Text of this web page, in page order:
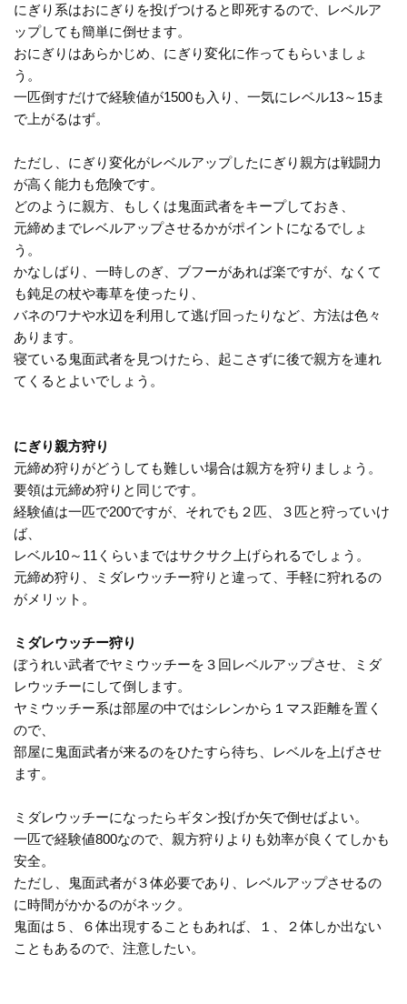
にぎり系はおにぎりを投げつけると即死するので、レベルア
ップしても簡単に倒せます。
おにぎりはあらかじめ、にぎり変化に作ってもらいましょ
う。
一匹倒すだけで経験値が1500も入り、一気にレベル13～15ま
で上がるはず。
ただし、にぎり変化がレベルアップしたにぎり親方は戦闘力
が高く能力も危険です。
どのように親方、もしくは鬼面武者をキープしておき、
元締めまでレベルアップさせるかがポイントになるでしょ
う。
かなしばり、一時しのぎ、ブフーがあれば楽ですが、なくて
も鈍足の杖や毒草を使ったり、
バネのワナや水辺を利用して逃げ回ったりなど、方法は色々
あります。
寝ている鬼面武者を見つけたら、起こさずに後で親方を連れ
てくるとよいでしょう。
にぎり親方狩り
元締め狩りがどうしても難しい場合は親方を狩りましょう。
要領は元締め狩りと同じです。
経験値は一匹で200ですが、それでも２匹、３匹と狩っていけ
ば、
レベル10～11くらいまではサクサク上げられるでしょう。
元締め狩り、ミダレウッチー狩りと違って、手軽に狩れるの
がメリット。
ミダレウッチー狩り
ぼうれい武者でヤミウッチーを３回レベルアップさせ、ミダ
レウッチーにして倒します。
ヤミウッチー系は部屋の中ではシレンから１マス距離を置く
ので、
部屋に鬼面武者が来るのをひたすら待ち、レベルを上げさせ
ます。
ミダレウッチーになったらギタン投げか矢で倒せばよい。
一匹で経験値800なので、親方狩りよりも効率が良くてしかも
安全。
ただし、鬼面武者が３体必要であり、レベルアップさせるの
に時間がかかるのがネック。
鬼面は５、６体出現することもあれば、１、２体しか出ない
こともあるので、注意したい。